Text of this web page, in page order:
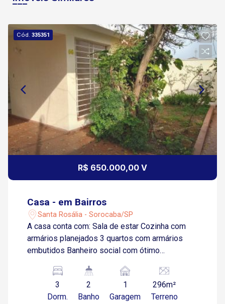
Cód.335351
R$ 650.000,00 V
Casa - em Bairros
Santa Rosália - Sorocaba/SP
A casa conta com: Sala de estar Cozinha com
armários planejados 3 quartos com armários
embutidos Banheiro social com ótimo
Quarto de despejo Quintal amplo e jardim 1 vaga
de garagem coberta Portão eletrônico
Localização privilegiada no bairro Santa Rosália,
3
Dorm.
2
Banho
1
Garagem
296m²
Terreno